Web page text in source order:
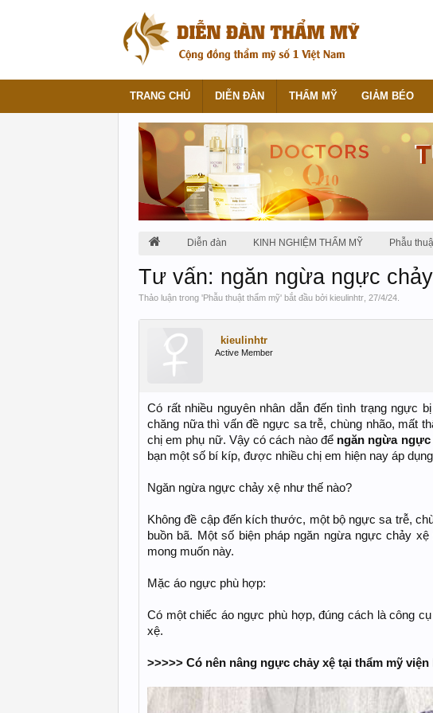
Diễn đàn KINH NGHIỆM THẨM MỸ Phẫu
Tư vấn: ngăn ngừa ngực
Thảo luận trong 'Phẫu thuật thẩm mỹ' bắt đầu bởi kieulinhtr 27/4/24
kieulinhtr
Active Member
Có rất nhiều nguyên nhân dẫn đến tình trạng ngực
chăng nữa thì vấn đề ngực sa trễ, chùng nhão, mất
chị em phụ nữ. Vậy có cách nào để ngăn ngừa ngực
bạn một số bí kíp, được nhiều chị em hiện nay áp
Ngăn ngừa ngực chảy xệ như thế nào?
Không đề cập đến kích thước, một bộ ngực sa trễ,
buồn bã. Một số biện pháp ngăn ngừa ngực chảy
mong muốn này.
Mặc áo ngực phù hợp:
Có một chiếc áo ngực phù hợp, đúng cách là công
xệ.
>>>>> Có nên nâng ngực chảy xệ tại thẩm mỹ
TRANG CHỦ DIỄN ĐÀN THẨM MỸ GIẢM BÉO